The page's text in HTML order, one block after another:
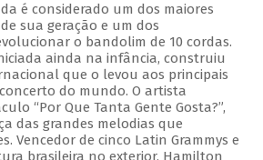
é considerado um dos maiores
sua geração e um dos
o bandolim de 10 cordas.
ainda na infância, construiu
que o levou aos principais
do mundo. O artista
“Por Que Tanta Gente Gosta?”,
das grandes melodias que
Vencedor de cinco Latin Grammys e